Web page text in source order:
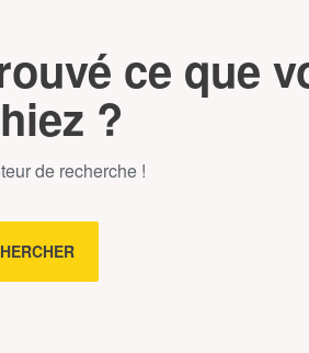
ce que
?
de recherche !